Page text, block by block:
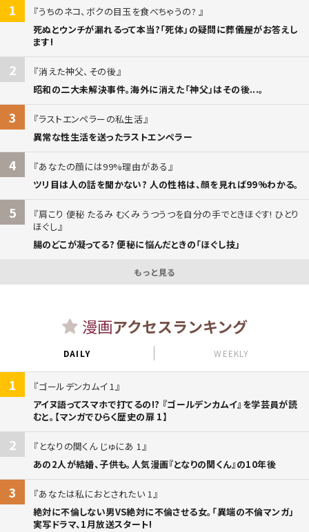
1
うちのネコ、ボクの目玉を食べちゃうの?
死ぬとウンチが漏れるって本当?「死体」の疑問に葬儀屋がお答えし
ます!
2
消えた神父、その後
昭和の二大未解決事件。海外に消えた「神父」はその後...。
3
ラストエンペラーの私生活
異常な性生活を送ったラストエンペラー
4
あなたの顔には99%理由がある
ツリ目は人の話を聞かない? 人の性格は、顔を見れば99%わかる。
5
肩こり 便秘 たるみ むくみ うつうつを自分の手でときほぐす! ひとり
ほぐし
腸のどこが凝ってる? 便秘に悩んだときの「ほぐし技」
もっと見る
漫画アクセスランキング
DAILY WEEKLY
1
ゴールデンカムイ 1
アイヌ語ってスマホで打てるの!? 『ゴールデンカムイ』を学芸員が読
むと。【マンガでひらく歴史の扉 1】
2
となりの関くん じゅにあ 1
あの2人が結婚、子供も。人気漫画『となりの関くん』の10年後
3
あなたは私におとされたい 1
絶対に不倫しない男VS絶対に不倫させる女。「異端の不倫マンガ」
実写ドラマ、1月放送スタート!